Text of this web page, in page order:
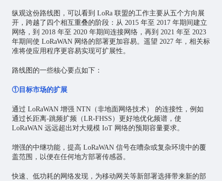
纵观这份路线图，可以看到 LoRa 联盟的工作主要从五个方向展
开，跨越了四个相互重叠的阶段：从 2015 年至 2017 年期间建立
网络，到 2018 年至 2020 年期间连接网络，再到 2021 年至 2023
年期间使 LoRaWAN 网络的部署更加容易。遥望 2027 年，相关标
准将使应用程序更容易实现可扩展性。
路线图的一些核心要点如下：
①目标市场的扩展
通过 LoRaWAN 增强 NTN（非地面网络技术） 的连接性，例如
通过长距离-跳频扩频（LR-FHSS）更好地优化频谱，使
LoRaWAN 远远超出对大规模 IoT 网络的预期容量要求。
增强的中继功能，提高 LoRaWAN 信号在嘈杂或复杂环境中的覆
盖范围，以便在任何地方部署传感器。
快速、低功耗的网络发现，为移动网关等新部署选择带来新的部